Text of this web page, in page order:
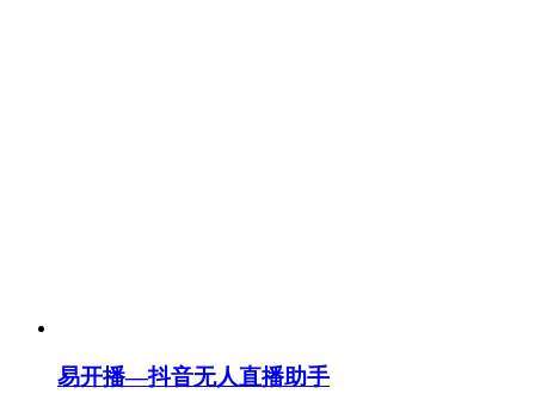
易开播—抖音无人直播助手